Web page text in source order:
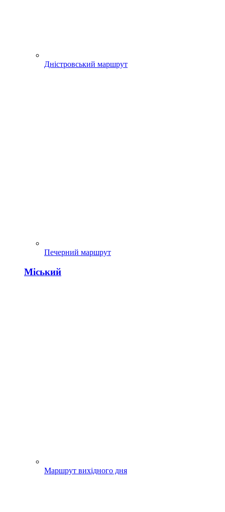
Дністровський маршрут
Печерний маршрут
Міський
Маршрут вихідного дня